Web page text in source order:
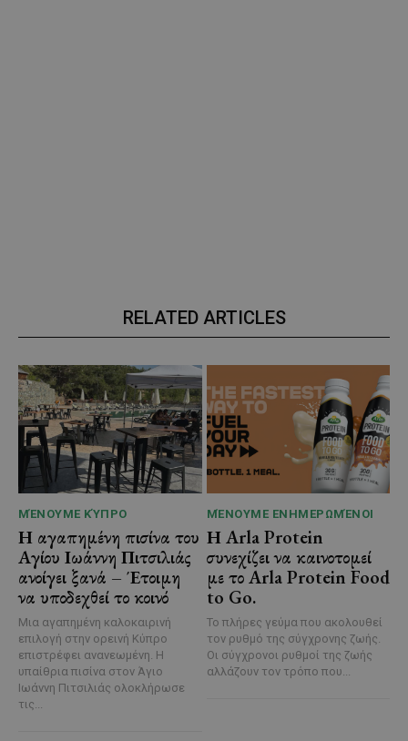
RELATED ARTICLES
ΜΈΝΟΥΜΕ ΚΎΠΡΟ
Η αγαπημένη πισίνα του
Αγίου Ιωάννη Πιτσιλιάς
ανοίγει ξανά – Έτοιμη
να υποδεχθεί το κοινό
Μια αγαπημένη καλοκαιρινή
επιλογή στην ορεινή Κύπρο
επιστρέφει ανανεωμένη. Η
υπαίθρια πισίνα στον Άγιο
Ιωάννη Πιτσιλιάς ολοκλήρωσε
τις...
ΜΈΝΟΥΜΕ ΕΝΗΜΕΡΩΜΈΝΟΙ
Η Arla Protein
συνεχίζει να καινοτομεί
με το Arla Protein Food
to Go.
Το πλήρες γεύμα που ακολουθεί
τον ρυθμό της σύγχρονης ζωής.
Οι σύγχρονοι ρυθμοί της ζωής
αλλάζουν τον τρόπο που...